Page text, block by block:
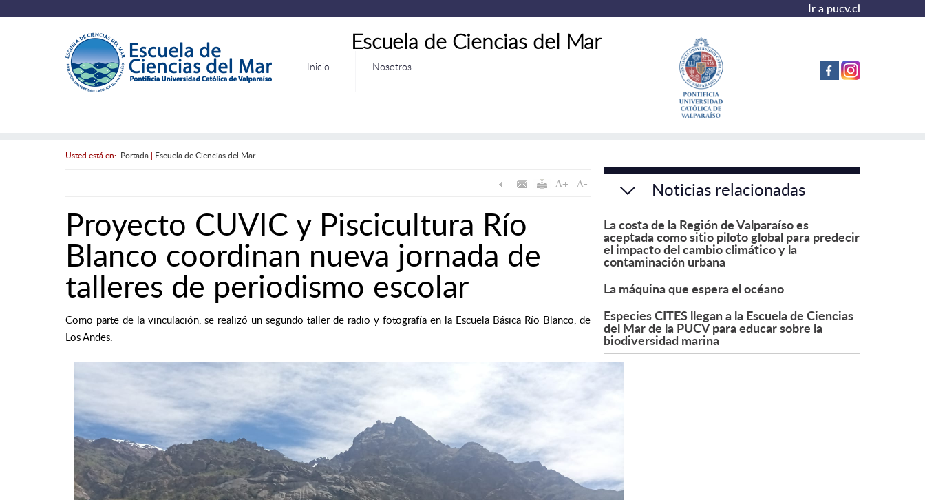
Ir a pucv.cl
Escuela de Ciencias del Mar
Inicio Nosotros
Usted está en: Portada| Escuela de Ciencias del Mar
Proyecto CUVIC y Piscicultura Río
Blanco coordinan nueva jornada de
talleres de periodismo escolar
Como parte de la vinculación, se realizó un segundo taller de radio y fotografía en la Escuela Básica Río Blanco, de
Los Andes.
Noticias relacionadas
La costa de la Región de Valparaíso es
aceptada como sitio piloto global para predecir
el impacto del cambio climático y la
contaminación urbana
La máquina que espera el océano
Especies CITES llegan a la Escuela de Ciencias
del Mar de la PUCV para educar sobre la
biodiversidad marina